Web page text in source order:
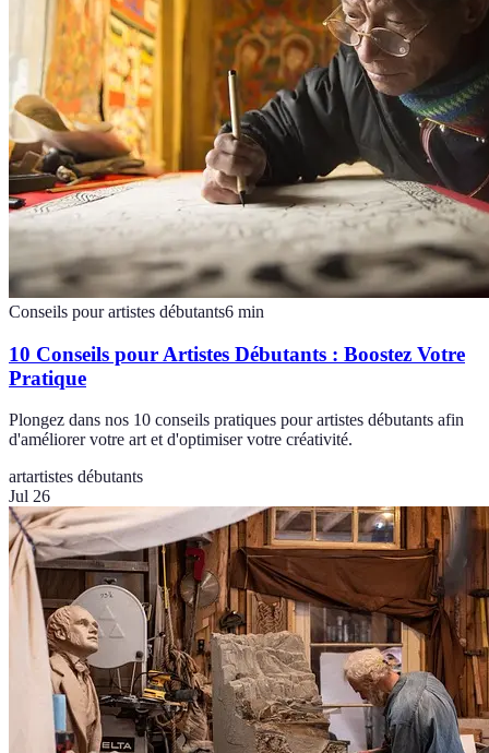
Conseils pour artistes débutants6 min
10 Conseils pour Artistes Débutants : Boostez Votre
Pratique
Plongez dans nos 10 conseils pratiques pour artistes débutants afin
d'améliorer votre art et d'optimiser votre créativité.
artartistes débutants
Jul 26